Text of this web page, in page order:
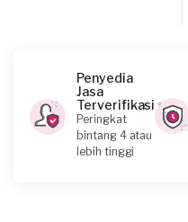
Lyana requested
3 hari yang lalu
Penyedia
Jasa
Terverifikasi
Peringkat
bintang 4 atau
lebih tinggi